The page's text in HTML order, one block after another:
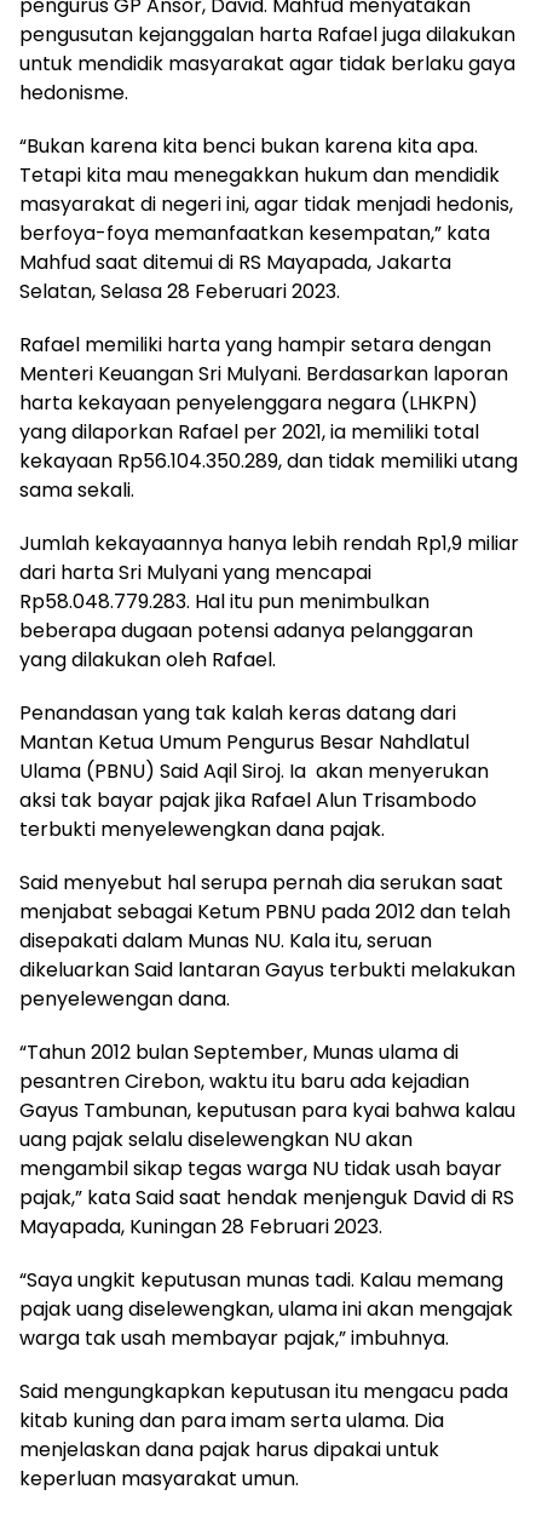
pengusutan kejanggalan harta Rafael juga dilakukan
untuk mendidik masyarakat agar tidak berlaku gaya
hedonisme.
“Bukan karena kita benci bukan karena kita apa.
Tetapi kita mau menegakkan hukum dan mendidik
masyarakat di negeri ini, agar tidak menjadi hedonis,
berfoya-foya memanfaatkan kesempatan,” kata
Mahfud saat ditemui di RS Mayapada, Jakarta
Selatan, Selasa 28 Feberuari 2023.
Rafael memiliki harta yang hampir setara dengan
Menteri Keuangan Sri Mulyani. Berdasarkan laporan
harta kekayaan penyelenggara negara (LHKPN)
yang dilaporkan Rafael per 2021, ia memiliki total
kekayaan Rp56.104.350.289, dan tidak memiliki utang
sama sekali.
Jumlah kekayaannya hanya lebih rendah Rp1,9 miliar
dari harta Sri Mulyani yang mencapai
Rp58.048.779.283. Hal itu pun menimbulkan
beberapa dugaan potensi adanya pelanggaran
yang dilakukan oleh Rafael.
Penandasan yang tak kalah keras datang dari
Mantan Ketua Umum Pengurus Besar Nahdlatul
Ulama (PBNU) Said Aqil Siroj. Ia akan menyerukan
aksi tak bayar pajak jika Rafael Alun Trisambodo
terbukti menyelewengkan dana pajak.
Said menyebut hal serupa pernah dia serukan saat
menjabat sebagai Ketum PBNU pada 2012 dan telah
disepakati dalam Munas NU. Kala itu, seruan
dikeluarkan Said lantaran Gayus terbukti melakukan
penyelewengan dana.
“Tahun 2012 bulan September, Munas ulama di
pesantren Cirebon, waktu itu baru ada kejadian
Gayus Tambunan, keputusan para kyai bahwa kalau
uang pajak selalu diselewengkan NU akan
mengambil sikap tegas warga NU tidak usah bayar
pajak,” kata Said saat hendak menjenguk David di RS
Mayapada, Kuningan 28 Februari 2023.
“Saya ungkit keputusan munas tadi. Kalau memang
pajak uang diselewengkan, ulama ini akan mengajak
warga tak usah membayar pajak,” imbuhnya.
Said mengungkapkan keputusan itu mengacu pada
kitab kuning dan para imam serta ulama. Dia
menjelaskan dana pajak harus dipakai untuk
keperluan masyarakat umun.